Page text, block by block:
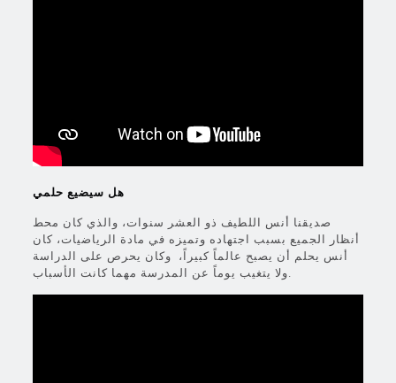
هل سيضيع حلمي
صديقنا أنس اللطيف ذو العشر سنوات، والذي كان محط
أنظار الجميع بسبب اجتهاده وتميزه في مادة الرياضيات، كان
أنس يحلم أن يصبح عالماً كبيراً، وكان يحرص على الدراسة
ولا يتغيب يوماً عن المدرسة مهما كانت الأسباب.